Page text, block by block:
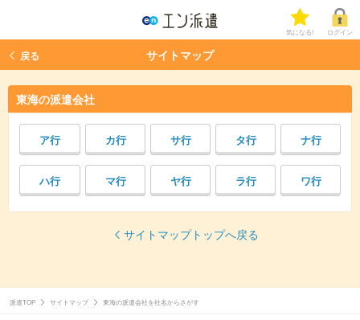
気になる! ログイン
サイトマップ
戻る
東海の派遣会社
ア行 カ行 サ行 タ行 ナ行
ハ行 マ行 ヤ行 ラ行 ワ行
サイトマップトップへ戻る
派遣TOP サイトマップ 東海の派遣会社を社名からさがす